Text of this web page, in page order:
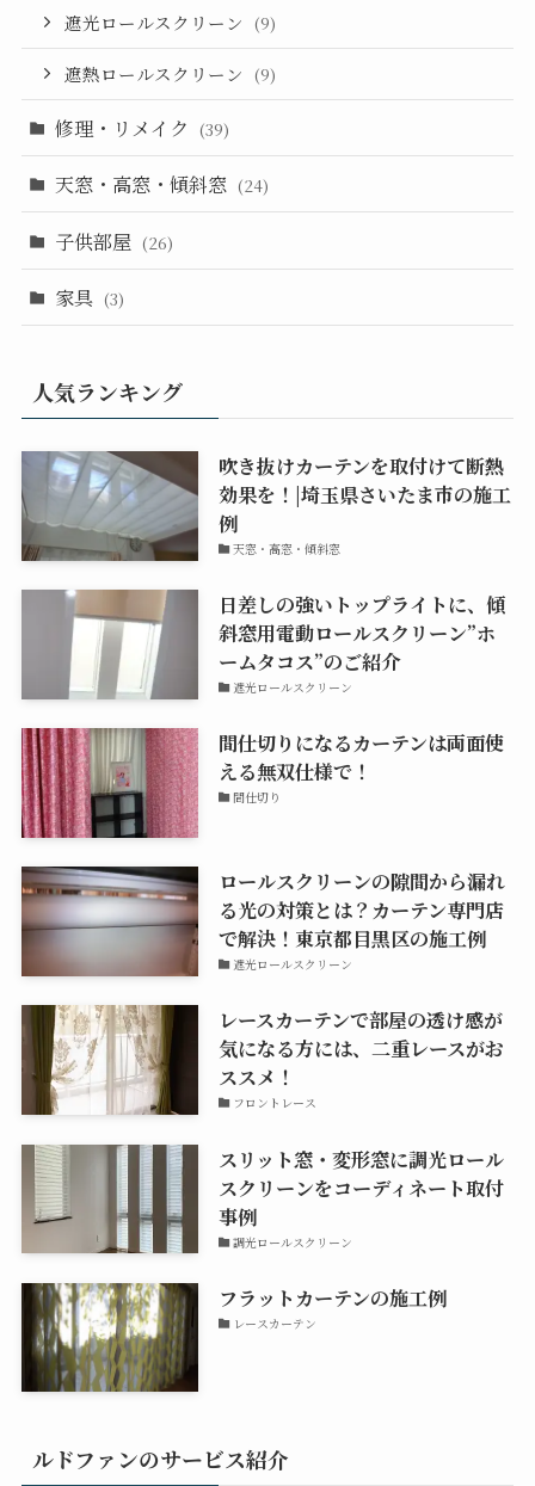
遮光ロールスクリーン (9)
遮熱ロールスクリーン (9)
修理・リメイク (39)
天窓・高窓・傾斜窓 (24)
子供部屋 (26)
家具 (3)
人気ランキング
吹き抜けカーテンを取付けて断熱
効果を！|埼玉県さいたま市の施工
例
天窓・高窓・傾斜窓
日差しの強いトップライトに、傾
斜窓用電動ロールスクリーン”ホ
ームタコス”のご紹介
遮光ロールスクリーン
間仕切りになるカーテンは両面使
える無双仕様で！
間仕切り
ロールスクリーンの隙間から漏れ
る光の対策とは？カーテン専門店
で解決！東京都目黒区の施工例
遮光ロールスクリーン
レースカーテンで部屋の透け感が
気になる方には、二重レースがお
ススメ！
フロントレース
スリット窓・変形窓に調光ロール
スクリーンをコーディネート取付
事例
調光ロールスクリーン
フラットカーテンの施工例
レースカーテン
ルドファンのサービス紹介